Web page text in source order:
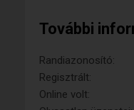
További
Randiazonosító:
Regisztrált:
Online volt: